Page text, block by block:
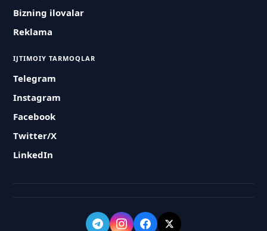
Bizning ilovalar
Reklama
IJTIMOIY TARMOQLAR
Telegram
Instagram
Facebook
Twitter/X
LinkedIn